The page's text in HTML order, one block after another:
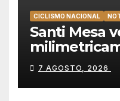
CICLISMO NACIONAL
Santi Mesa
Albufeira,
mantém a
Portugal
7 AGOSTO, 2026